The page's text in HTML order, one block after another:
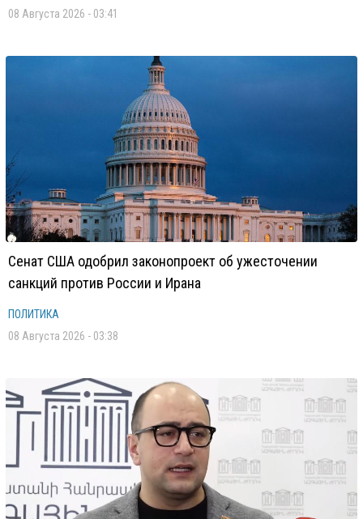
08 Августа 2026 - 03:41
Сенат США одобрил законопроект об ужесточении
санкций против России и Ирана
ПОЛИТИКА
08 Августа 2026 - 03:38